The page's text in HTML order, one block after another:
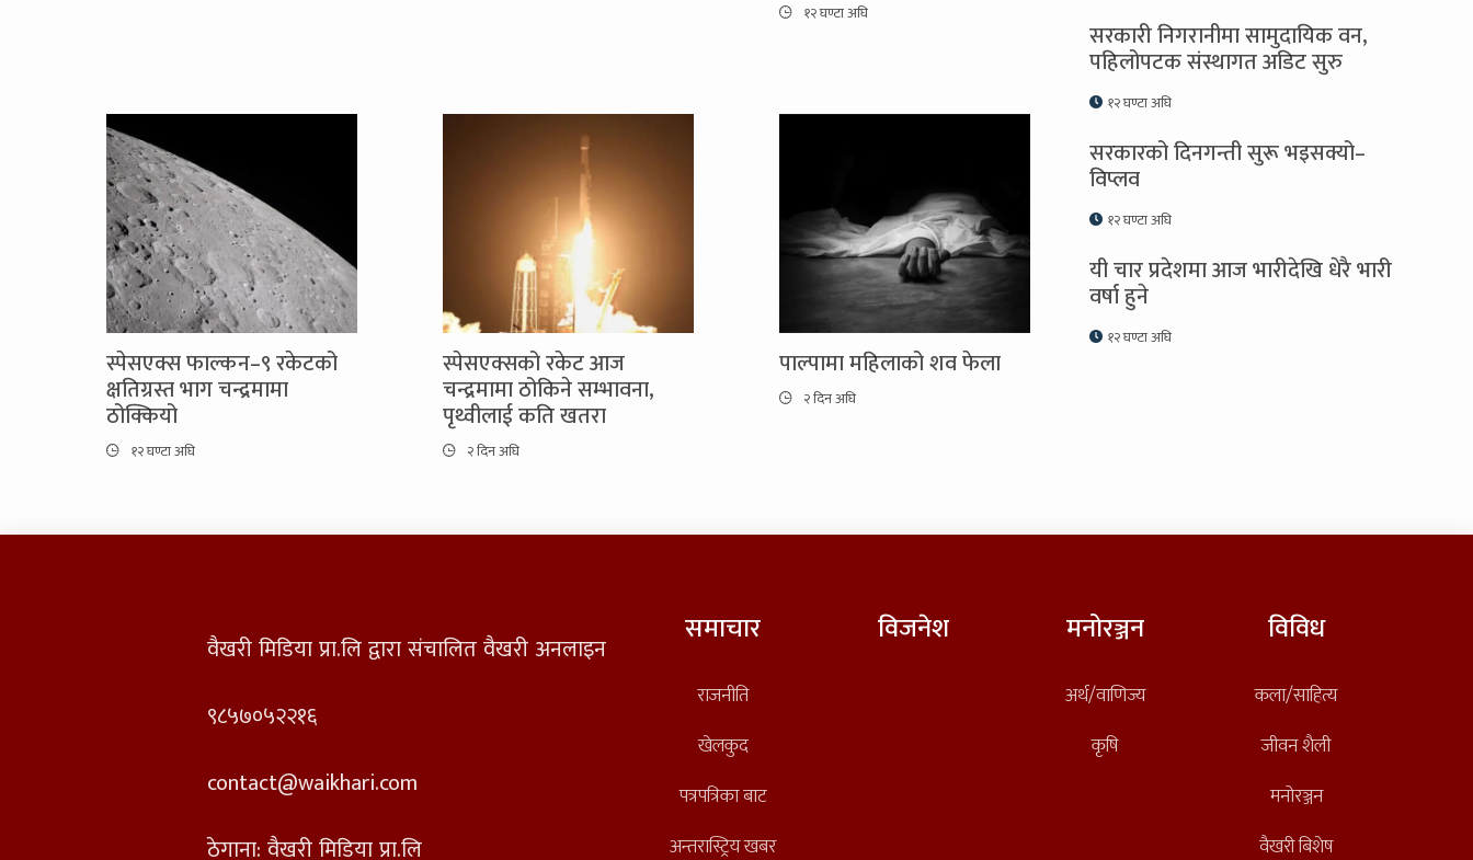
१२ घण्टा अघि
स्पेसएक्स फाल्कन–९ रकेटको
क्षतिग्रस्त भाग चन्द्रमामा
ठोक्कियो
१२ घण्टा अघि
स्पेसएक्सको रकेट आज
चन्द्रमामा ठोकिने सम्भावना,
पृथ्वीलाई कति खतरा
२ दिन अघि
पाल्पामा महिलाको शव फेला
२ दिन अघि
सरकारी निगरानीमा सामुदायिक वन,
पहिलोपटक संस्थागत अडिट सुरु
१२ घण्टा अघि
सरकारको दिनगन्ती सुरू भइसक्यो–
विप्लव
१२ घण्टा अघि
यी चार प्रदेशमा आज भारीदेखि धेरै भारी
वर्षा हुने
१२ घण्टा अघि
वैखरी मिडिया प्रा.लि द्वारा संचालित वैखरी अनलाइन
९८५७०५२२१६
contact@waikhari.com
ठेगाना: वैखरी मिडिया प्रा.लि
समाचार
राजनीति
खेलकुद
पत्रपत्रिका बाट
अन्तरास्ट्रिय खबर
विजनेश मनोरञ्जन
अर्थ/वाणिज्य
कृषि
विविध
कला/साहित्य
जीवन शैली
मनोरञ्जन
वैखरी बिशेष